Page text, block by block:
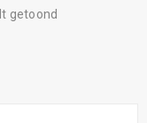
getoond